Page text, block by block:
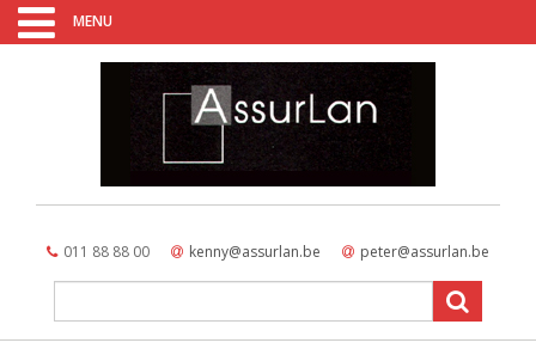
MENU
011 88 88 00 kenny@assurlan.be peter@assurlan.be